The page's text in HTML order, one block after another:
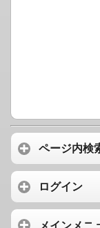
ページ内検
ログイン
メインメニ